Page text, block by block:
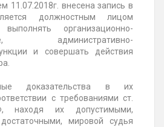
11.07.2018г. внесена запись в
должностным лицом
организационно-
административно-
и совершать действия
доказательства в их
с требованиями ст.
их допустимыми,
мировой судья